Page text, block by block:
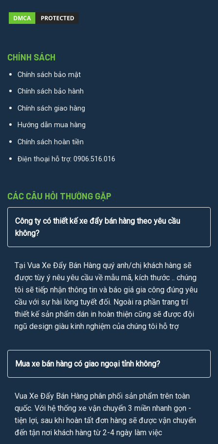
CHÍNH SÁCH
Chính sách bảo mật
Chính sách bảo hành
Chính sách giao hàng
Hướng dẫn mua hàng
Chính sách hoàn tiền
Điện thoại hỗ trợ: 0906.516.016
CÁC CÂU HỎI THƯỜNG GẶP
Công ty có thiết kế xe đẩy bán hàng theo yêu cầu
không?
Tại Vua Xe Đẩy Bán Hàng quý anh/chị khách hàng sẽ
được tùy ý nêu yêu cầu về mẫu mã, kích thước .. chúng
tôi sẽ tiếp nhận thông tin và báo giá gia công đúng yêu
cầu với sự hài lòng tuyết đối. Ngoài ra phần trang trí
thiết kế sản phẩm dán in hoàn thiện cũng sẽ được đội
ngũ design giàu kinh nghiệm của chúng tôi hỗ trợ
Mua xe bán hàng có giao ngoại tỉnh không?
Vua Xe Đẩy Bán Hàng phân phối sản phẩm trên toàn
quốc. Với hệ thống xe vận chuyển 3 miền nhanh gọn -
tiện lợi, sau khi hoàn tất đơn hàng sẽ được vận chuyển
đến tận nơi khách hàng từ 2-4 ngày làm việc